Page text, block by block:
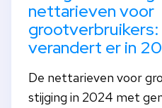
nettarieven voor
verandert er in
De nettarieven voor
stijging in 2024 met